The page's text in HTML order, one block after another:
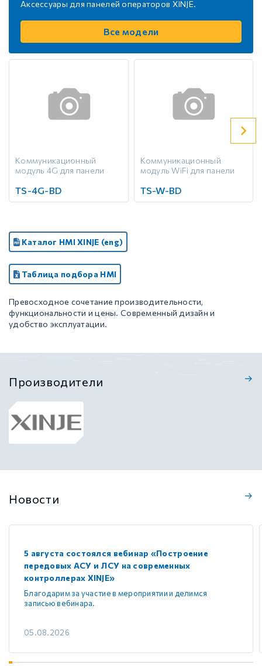
Аксессуары для панелей операторов XINJE.
Все модели
Коммуникационный
модуль 4G для панели
TS-4G-BD
Коммуникационный
модуль WiFi для панели
TS-W-BD
Каталог HMI XINJE (eng)
Таблица подбора HMI
Превосходное сочетание производительности,
функциональности и цены. Современный дизайн и
удобство эксплуатации.
Производители
Новости
5 августа состоялся вебинар «Построение
передовых АСУ и ЛСУ на современных
контроллерах XINJE»
Благодарим за участие в мероприятии и делимся
записью вебинара.
05.08.2026